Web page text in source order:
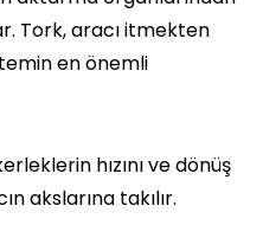
Tork, aracı itmekten
en önemli
hızını ve dönüş
akslarına takılır.